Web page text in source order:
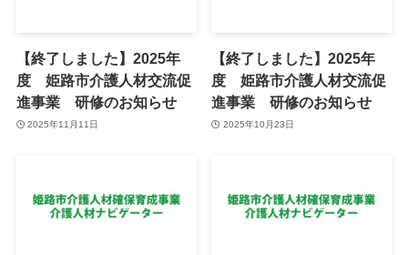
【終了しました】2025年
度 姫路市介護人材交流促
進事業 研修のお知らせ
2025年11月11日
【終了しました】2025年
度 姫路市介護人材交流促
進事業 研修のお知らせ
2025年10月23日